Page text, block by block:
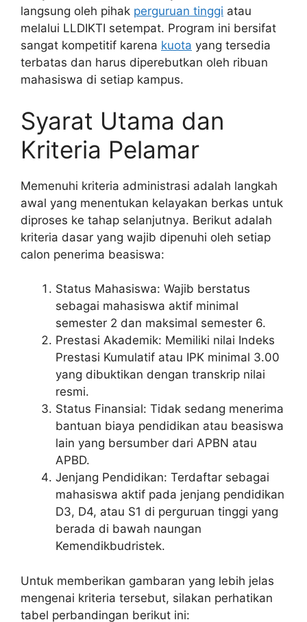
langsung oleh pihak perguruan tinggi atau
melalui LLDIKTI setempat. Program ini bersifat
sangat kompetitif karena kuota yang tersedia
terbatas dan harus diperebutkan oleh ribuan
mahasiswa di setiap kampus.
Syarat Utama dan
Kriteria Pelamar
Memenuhi kriteria administrasi adalah langkah
awal yang menentukan kelayakan berkas untuk
diproses ke tahap selanjutnya. Berikut adalah
kriteria dasar yang wajib dipenuhi oleh setiap
calon penerima beasiswa:
Status Mahasiswa: Wajib berstatus
sebagai mahasiswa aktif minimal
semester 2 dan maksimal semester 6.
Prestasi Akademik: Memiliki nilai Indeks
Prestasi Kumulatif atau IPK minimal 3.00
yang dibuktikan dengan transkrip nilai
resmi.
Status Finansial: Tidak sedang menerima
bantuan biaya pendidikan atau beasiswa
lain yang bersumber dari APBN atau
APBD.
Jenjang Pendidikan: Terdaftar sebagai
mahasiswa aktif pada jenjang pendidikan
D3, D4, atau S1 di perguruan tinggi yang
berada di bawah naungan
Kemendikbudristek.
Untuk memberikan gambaran yang lebih jelas
mengenai kriteria tersebut, silakan perhatikan
tabel perbandingan berikut ini: